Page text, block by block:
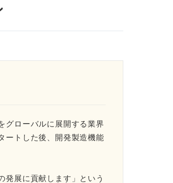
グローバルに展開する業界
ートした後、開発製造機能
発展に貢献します」という